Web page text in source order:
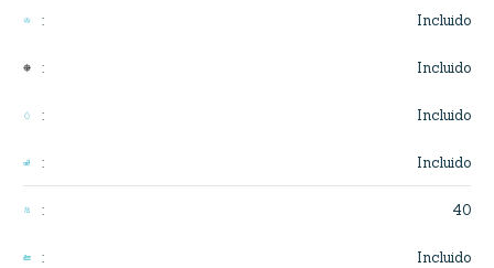
: Incluido
: Incluido
: Incluido
: Incluido
: 40
: Incluido